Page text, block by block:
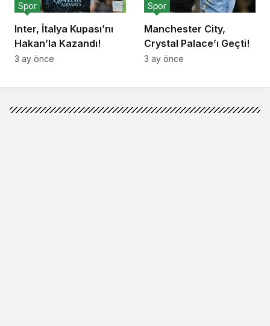
Inter, İtalya Kupası’nı
Hakan’la Kazandı!
Spor
3 ay önce
Manchester City,
Crystal Palace’ı Geçti!
Spor
3 ay önce